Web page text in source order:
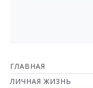
ГЛАВНАЯ
ЛИЧНАЯ ЖИЗНЬ